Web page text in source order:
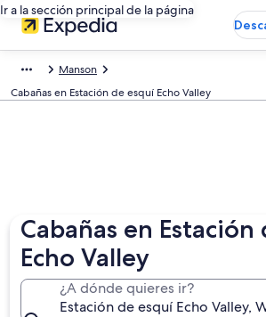
Ir a la sección principal de la página
Manson
Cabañas en Estación de esquí Echo Valley
Cabañas en Estación
Echo Valley
¿A dónde quieres ir?
Estación de esquí Echo Valley,